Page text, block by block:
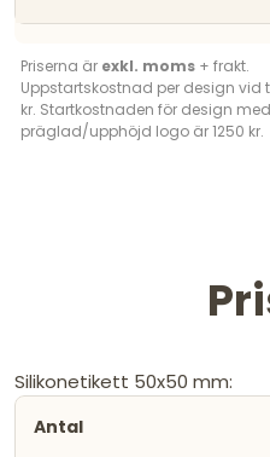
Priserna är exkl. moms + frakt.
Uppstartskostnad per design vid
kr. Startkostnaden för design med
präglad/upphöjd logo är 1250 kr.
Silikonetikett 50x50 mm: